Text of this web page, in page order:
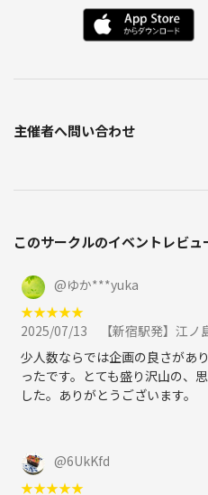
主催者へ問い合わせ
このサークルのイベントレビュ
@ゆか***yuka
★★★★★
2025/07/13
【新宿駅発】江ノ島
少人数ならでは企画の良さがあ
ったです。とても盛り沢山の、
した。ありがとうございます。
@6UkKfd
★★★★★